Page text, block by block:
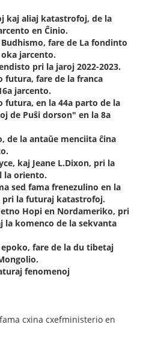
kaj aliaj katastrofoj, de la
en Ĉinio.
fare de La fondinto
jarcento.
pri la jaroj 2022-2023.
futura, fare de la franca
jarcento.
futura, en la 44a parto de la
de Puŝi dorson" en la 8a
de la antaŭe menciita ĉina
kaj Jeane L.Dixon, pri la
la oriento.
sed fama frenezulino en la
pri la futuraj katastrofoj.
Hopi en Nordameriko, pri
la komenco de la sekvanta
fare de la du tibetaj
fenomenoj
cxina cxefministerio en